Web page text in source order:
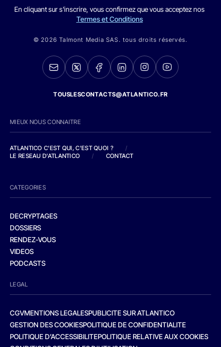
En cliquant sur s'inscrire, vous confirmez que vous acceptez nos
Termes et Conditions
© 2026 Talmont Media SAS. tous droits réservés.
TOUSLESCONTACTS@ATLANTICO.FR
MIEUX NOUS CONNAITRE
ATLANTICO C'EST QUI, C'EST QUOI ?
/
LE RESEAU D'ATLANTICO
/ CONTACT
CATEGORIES
DECRYPTAGES
DOSSIERS
RENDEZ-VOUS
VIDEOS
PODCASTS
LEGAL
CGVMENTIONS LEGALESPUBLICITE SUR ATLANTICO
GESTION DES COOKIESPOLITIQUE DE CONFIDENTIALITE
POLITIQUE D’ACCESSIBILITEPOLITIQUE RELATIVE AUX COOKIES